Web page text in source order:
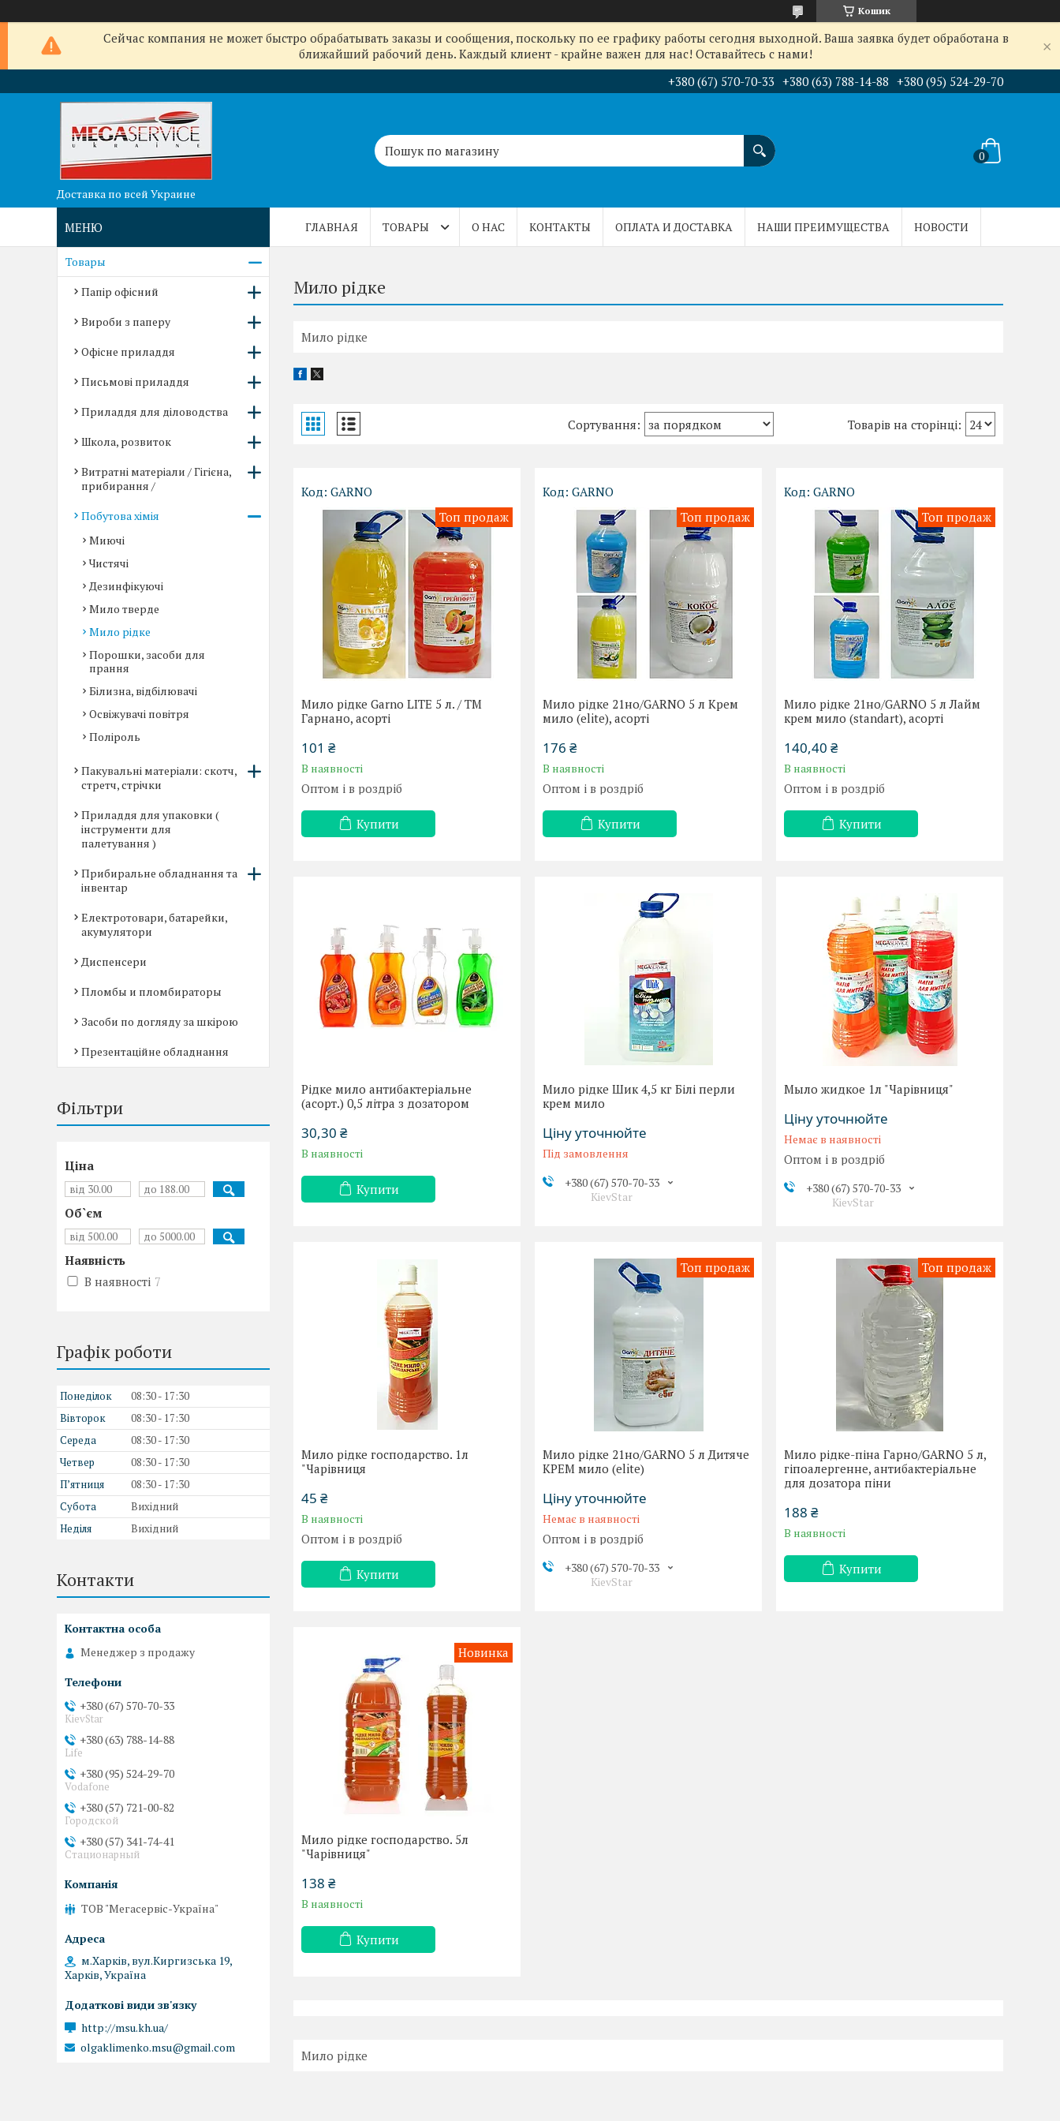
Кошик
Сейчас компания не может быстро обрабатывать заказы и сообщения, поскольку по ее графику работы сегодня выходной. Ваша заявка будет обработана в
ближайший рабочий день. Каждый клиент - крайне важен для нас! Оставайтесь с нами!
+380 (67) 570-70-33 +380 (63) 788-14-88 +380 (95) 524-29-70
Доставка по всей Украине
ГЛАВНАЯ ТОВАРЫ О НАС КОНТАКТЫ ОПЛАТА И ДОСТАВКА НАШИ ПРЕИМУЩЕСТВА НОВОСТИ
Мило рідке
Мило рідке
GARNO
Топ продаж
Мило рідке Garno LITE 5 л. / ТМ
Гарнано, асорті
101 ₴
В наявності
Оптом і в роздріб
Купити
GARNO
Топ продаж
Мило рідке 21но/GARNO 5 л Крем
мило (elite), асорті
176 ₴
В наявності
Оптом і в роздріб
Купити
GARNO
Топ продаж
Мило рідке 21но/GARNO 5 л Лайм
крем мило (standart), асорті
140,40 ₴
В наявності
Оптом і в роздріб
Купити
Рідке мило антибактеріальне
(асорт.) 0,5 літра з дозатором
30,30 ₴
В наявності
Купити
Мило рідке Шик 4,5 кг Білі перли
крем мило
Ціну уточнюйте
Під замовлення
+380 (67) 570-70-33
KievStar
Мыло жидкое 1л "Чарівниця"
Ціну уточнюйте
Немає в наявності
Оптом і в роздріб
+380 (67) 570-70-33
KievStar
Мило рідке господарство. 1л
"Чарівниця
45 ₴
В наявності
Оптом і в роздріб
Купити
Топ продаж
Мило рідке 21но/GARNO 5 л Дитяче
КРЕМ мило (elite)
Ціну уточнюйте
Немає в наявності
Оптом і в роздріб
+380 (67) 570-70-33
KievStar
Топ продаж
Мило рідке-піна Гарно/GARNO 5 л,
гіпоалергенне, антибактеріальне
для дозатора піни
188 ₴
В наявності
Купити
Новинка
Мило рідке господарство. 5л
"Чарівниця"
138 ₴
В наявності
Купити
Мило рідке
Товары
Папір офісний
Вироби з паперу
Офісне приладдя
Письмові приладдя
Приладдя для діловодства
Школа, розвиток
Витратні матеріали / Гігієна,
прибирання /
Побутова хімія
Миючі
Чистячі
Дезинфікуючі
Мило тверде
Мило рідке
Порошки, засоби для
прання
Білизна, відбілювачі
Освіжувачі повітря
Поліроль
Пакувальні матеріали: скотч,
стретч, стрічки
Приладдя для упаковки (
інструменти для
палетування )
Прибиральне обладнання та
інвентар
Електротовари, батарейки,
акумулятори
Диспенсери
Пломбы и пломбираторы
Засоби по догляду за шкірою
Презентаційне обладнання
Фільтри
Ціна
Об`єм
Наявність
В наявності 7
Графік роботи
Понеділок 08:30
17:30
Вівторок
08:30
17:30
Середа
08:30
17:30
Четвер
08:30
17:30
Пʼятниця
08:30
17:30
Субота
Вихідний
Неділя
Вихідний
Контакти
Менеджер з продажу
+380 (67) 570-70-33
KievStar
+380 (63) 788-14-88
Life
+380 (95) 524-29-70
Vodafone
+380 (57) 721-00-82
Городской
+380 (57) 341-74-41
Стационарный
ТОВ "Мегасервіс-Україна"
м.Харків, вул.Киргизська 19,
Харків, Україна
http://msu.kh.ua/
olgaklimenko.msu@gmail.com